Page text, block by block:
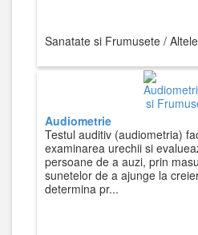
Sanatate si Frumusete / Altele
Audiometrie
Testul auditiv (audiometria)
examinarea urechii si
persoane de a auzi, prin
sunetelor de a ajunge la
determina pr...